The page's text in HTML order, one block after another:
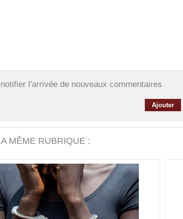
l'arrivée de nouveaux commentaires
MÊME RUBRIQUE :